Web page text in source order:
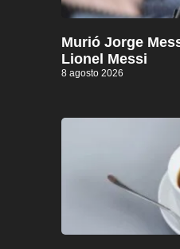
Murió Jorge
Lionel Messi
8 agosto 2026